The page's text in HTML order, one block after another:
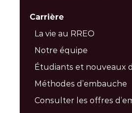
Carrière
La vie au RREO
Notre équipe
Étudiants et nouveaux
Méthodes d’embauche
Consulter les offres